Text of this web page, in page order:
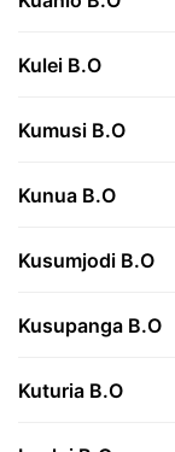
Kulei B.O
Kumusi B.O
Kunua B.O
Kusumjodi B.O
Kusupanga B.O
Kuturia B.O